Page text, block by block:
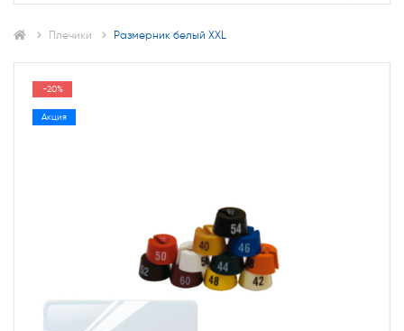
Плечики Размерник белый XXL
-20%
Акция